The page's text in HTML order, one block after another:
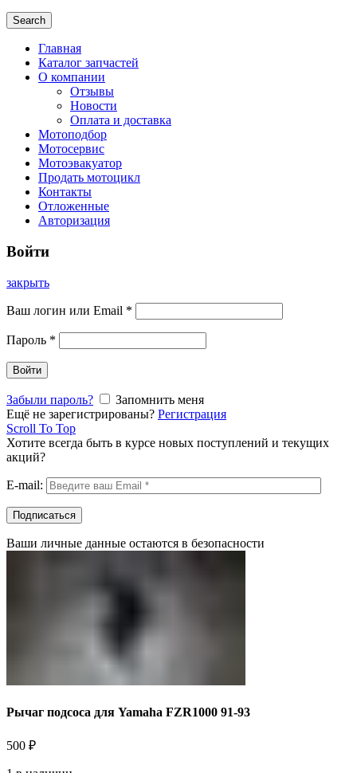
Search
Главная
Каталог запчастей
О компании
Отзывы
Новости
Оплата и доставка
Мотоподбор
Мотосервис
Мотоэвакуатор
Продать мотоцикл
Контакты
Отложенные
Авторизация
Войти
закрыть
Ваш логин или Email *
Пароль *
Войти
Забыли пароль?
Запомнить меня
Ещё не зарегистрированы? Регистрация
Scroll To Top
Хотите всегда быть в курсе новых поступлений и текущих
акций?
E-mail:
Ваши личные данные остаются в безопасности
Рычаг подсоса для Yamaha FZR1000 91-93
500 ₽